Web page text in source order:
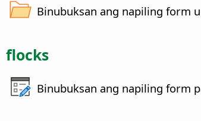
Binubuksan ang napiling form
flocks
Binubuksan ang napiling form